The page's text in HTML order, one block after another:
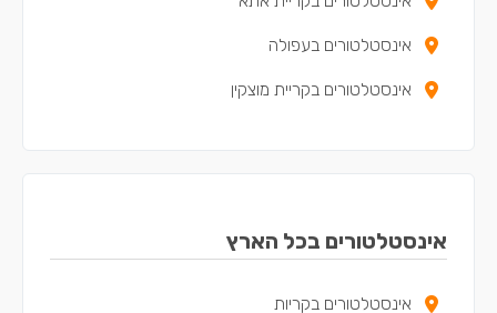
אינסטלטורים בעפולה
אינסטלטורים בקריית מוצקין
אינסטלטורים בקריית ביאליק
אינסטלטורים במעלות-תרשיחא
אינסטלטורים בכל הארץ
אינסטלטורים בקריות